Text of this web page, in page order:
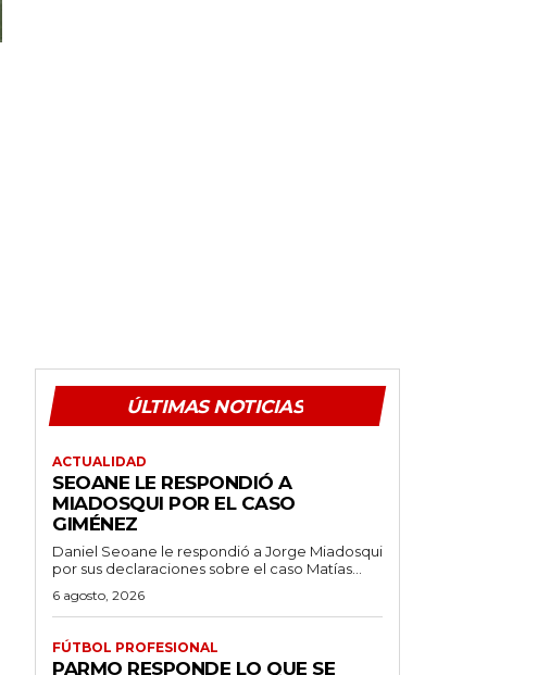
ÚLTIMAS NOTICIAS
ACTUALIDAD
SEOANE LE RESPONDIÓ A
MIADOSQUI POR EL CASO
GIMÉNEZ
Daniel Seoane le respondió a Jorge Miadosqui
por sus declaraciones sobre el caso Matías...
6 agosto, 2026
FÚTBOL PROFESIONAL
PARMO RESPONDE LO QUE SE